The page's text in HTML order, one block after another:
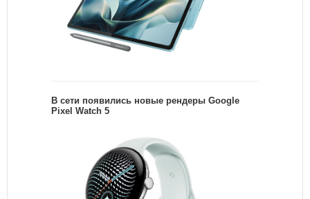
В сети появились новые рендеры Google
Pixel Watch 5